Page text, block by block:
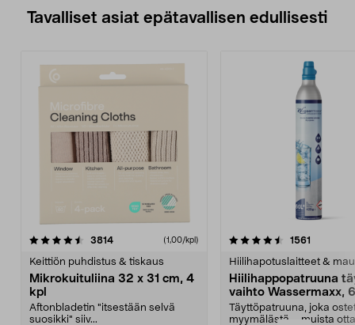
Tavalliset asiat epätavallisen edullisesti
3814arvostelut (1,00/kpl)
Keittiön puhdistus & tiskaus
Mikrokuituliina 32 x 31 cm, 4
kpl
Aftonbladetin "itsestään selvä
suosikki" siiv...
4.5viidestä
1561
Hiilihapotuslaitteet &
Hiilihappopatruuna
vaihto Wassermaxx,
Täyttöpatruuna, joka
myymälästä – muista
4.5viidestä